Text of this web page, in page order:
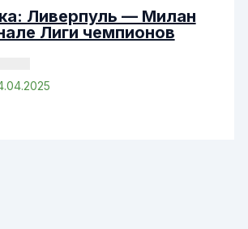
Ливерпуль — Милан
Лиги чемпионов